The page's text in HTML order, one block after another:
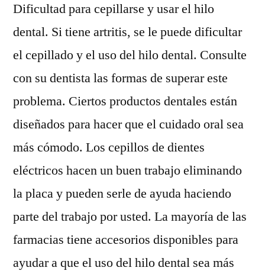
Dificultad para cepillarse y usar el hilo
dental. Si tiene artritis, se le puede dificultar
el cepillado y el uso del hilo dental. Consulte
con su dentista las formas de superar este
problema. Ciertos productos dentales están
diseñados para hacer que el cuidado oral sea
más cómodo. Los cepillos de dientes
eléctricos hacen un buen trabajo eliminando
la placa y pueden serle de ayuda haciendo
parte del trabajo por usted. La mayoría de las
farmacias tiene accesorios disponibles para
ayudar a que el uso del hilo dental sea más